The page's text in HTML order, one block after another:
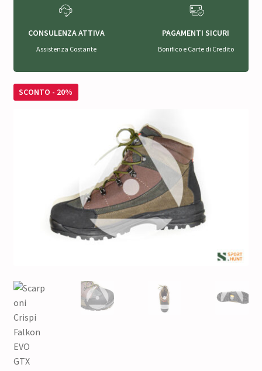
CONSULENZA ATTIVA
Assistenza Costante
PAGAMENTI SICURI
Bonifico e Carte di Credito
SCONTO - 20%